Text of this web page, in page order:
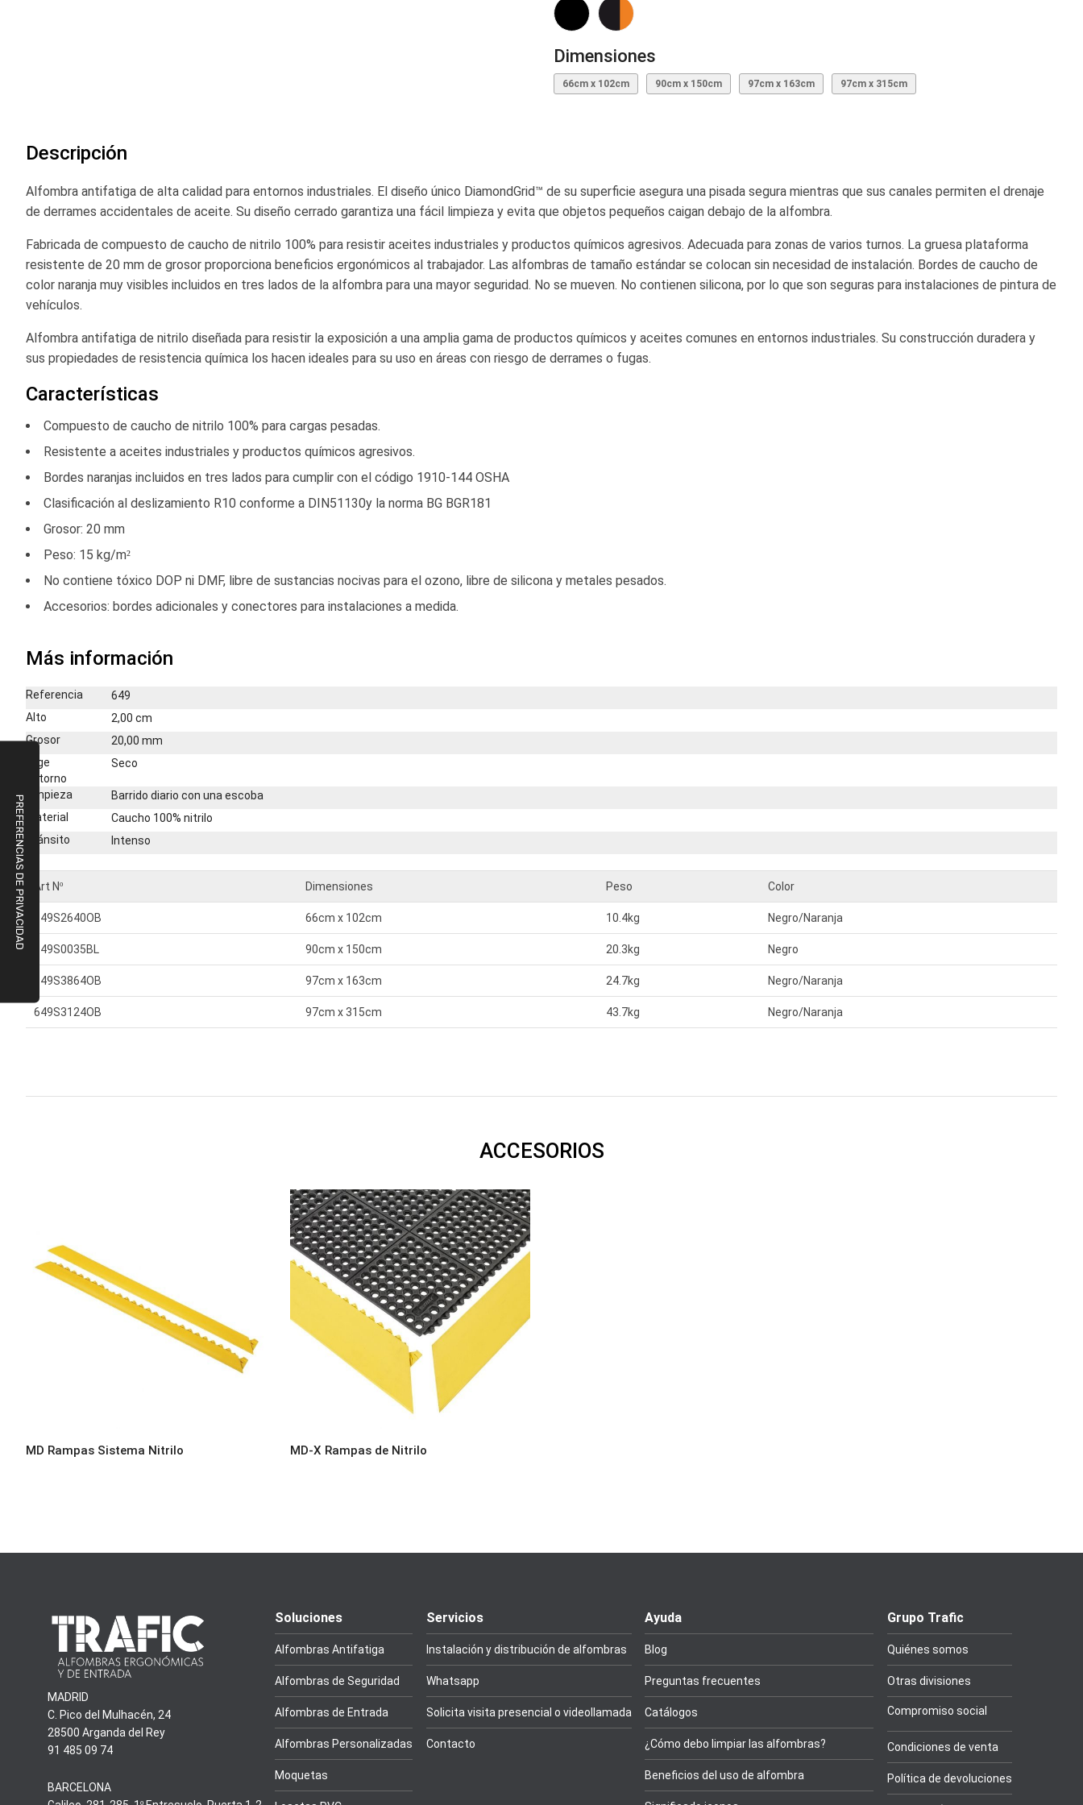
Dimensiones
66cm x 102cm 90cm x 150cm 97cm x 163cm 97cm x 315cm
Descripción
Alfombra antifatiga de alta calidad para entornos industriales. El diseño único DiamondGrid™ de su superficie asegura una pisada segura mientras que sus canales permiten el drenaje
de derrames accidentales de aceite. Su diseño cerrado garantiza una fácil limpieza y evita que objetos pequeños caigan debajo de la alfombra.
Fabricada de compuesto de caucho de nitrilo 100% para resistir aceites industriales y productos químicos agresivos. Adecuada para zonas de varios turnos. La gruesa plataforma
resistente de 20 mm de grosor proporciona beneficios ergonómicos al trabajador. Las alfombras de tamaño estándar se colocan sin necesidad de instalación. Bordes de caucho de
color naranja muy visibles incluidos en tres lados de la alfombra para una mayor seguridad. No se mueven. No contienen silicona, por lo que son seguras para instalaciones de pintura de
vehículos.
Alfombra antifatiga de nitrilo diseñada para resistir la exposición a una amplia gama de productos químicos y aceites comunes en entornos industriales. Su construcción duradera y
sus propiedades de resistencia química los hacen ideales para su uso en áreas con riesgo de derrames o fugas.
Características
Compuesto de caucho de nitrilo 100% para cargas pesadas.
Resistente a aceites industriales y productos químicos agresivos.
Bordes naranjas incluidos en tres lados para cumplir con el código 1910-144 OSHA
Clasificación al deslizamiento R10 conforme a DIN51130y la norma BG BGR181
Grosor: 20 mm
Peso: 15 kg/m²
No contiene tóxico DOP ni DMF, libre de sustancias nocivas para el ozono, libre de silicona y metales pesados.
Accesorios: bordes adicionales y conectores para instalaciones a medida.
Más información
Más
información
Referencia
649
Alto
2,00 cm
Grosor
20,00 mm
Elige
entorno
Seco
Limpieza
Barrido diario con una escoba
Material
Caucho 100% nitrilo
Tránsito
Intenso
Art Nº Dimensiones Peso Color
649S2640OB 66cm x 102cm 10.4kg Negro/Naranja
649S0035BL 90cm x 150cm 20.3kg Negro
649S3864OB 97cm x 163cm 24.7kg Negro/Naranja
649S3124OB 97cm x 315cm 43.7kg Negro/Naranja
ACCESORIOS
MD Rampas Sistema Nitrilo MD-X Rampas de Nitrilo
MADRID
C. Pico del Mulhacén, 24
28500 Arganda del Rey
91 485 09 74
BARCELONA
Soluciones
Alfombras Antifatiga
Alfombras de Seguridad
Alfombras de Entrada
Alfombras Personalizadas
Moquetas
Servicios
Instalación y distribución de alfombras
Whatsapp
Solicita visita presencial o videollamada
Contacto
Ayuda
Blog
Preguntas frecuentes
Catálogos
¿Cómo debo limpiar las alfombras?
Beneficios del uso de alfombra
Grupo Trafic
Quiénes somos
Otras divisiones
Compromiso social
Condiciones de venta
Política de devoluciones